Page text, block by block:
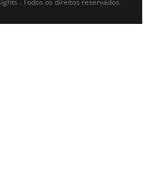
. Todos os direitos reservados